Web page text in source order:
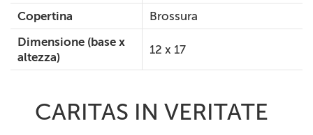
Copertina
Brossura
Dimensione (base x
altezza)
12 x 17
CARITAS IN VERITATE